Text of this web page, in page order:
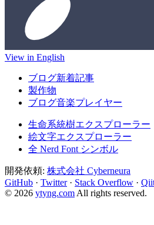
View in English
ブログ新着記事
製作物
ブログ音楽プレイヤー
生命系統樹エクスプローラー
絵文字エクスプローラー
全 Nerd Font シンボル
開発依頼: 株式会社 Cyberneura
GitHub · Twitter · Stack Overflow ·
© 2026 ytyng.com All rights reserved.